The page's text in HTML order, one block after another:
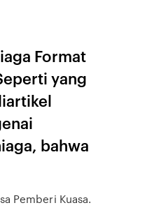
Format
yang
bahwa
Pemberi Kuasa.